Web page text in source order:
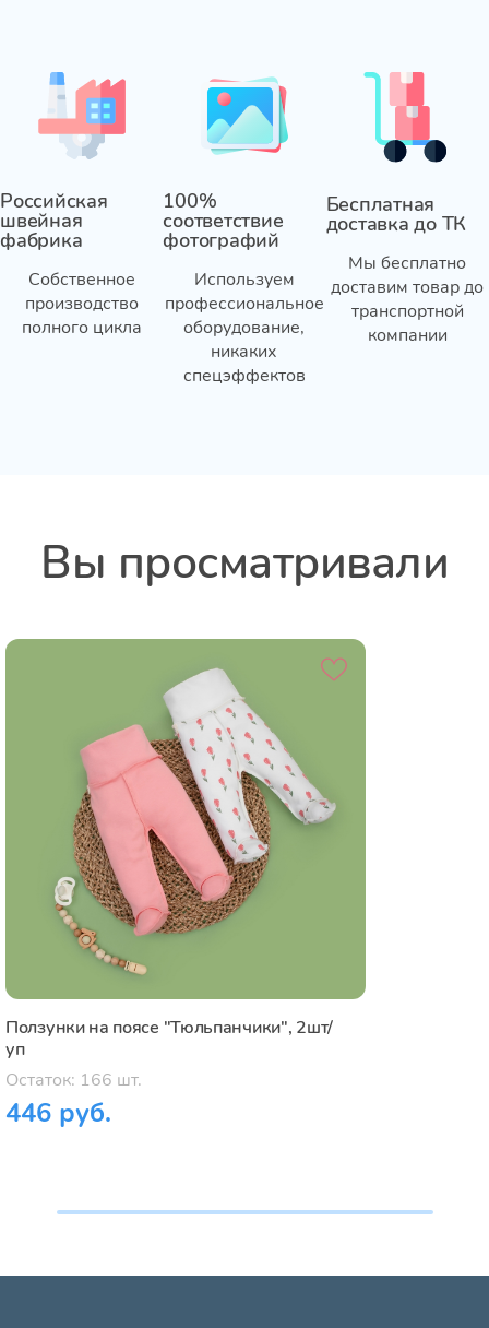
Российская
швейная
фабрика
Собственное
производство
полного цикла
100%
соответствие
фотографий
Используем
профессиональное
оборудование,
никаких
спецэффектов
Бесплатная
доставка до ТК
Мы бесплатно
доставим товар до
транспортной
компании
Вы просматривали
Ползунки на поясе "Тюльпанчики", 2шт/
уп
Остаток: 166 шт.
446 руб.